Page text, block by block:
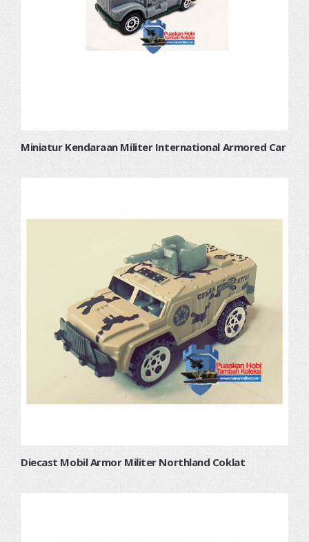
Miniatur Kendaraan Militer International Armored Car
Diecast Mobil Armor Militer Northland Coklat